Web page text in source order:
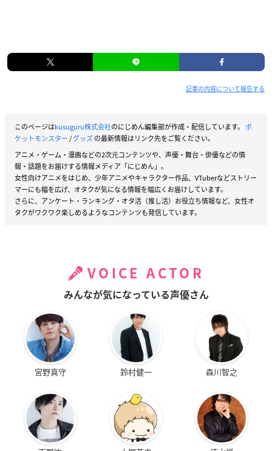
記事の内容について報告する
このページはkusuguru株式会社のにじめん編集部が作成・配信しています。 ポ
ケットモンスター/グッズの最新情報はリンク先をご覧ください。
アニメ・ゲーム・漫画などの2次元コンテンツや、声優・舞台・俳優などの情
報・話題をお届けする情報メディア「にじめん」。
女性向けアニメをはじめ、少年アニメやキャラクター作品、VTuberなどストリー
マーにも幅を広げ、オタクが気になる情報を幅広くお届けしています。
さらに、アンケート・ランキング・オタ活（推し活）お役立ち情報など、女性オ
タクがワクワク楽しめるようなコンテンツも発信しています。
VOICE ACTOR
みんなが気になっている声優さん
宮野真守 鈴村健一 森川智之